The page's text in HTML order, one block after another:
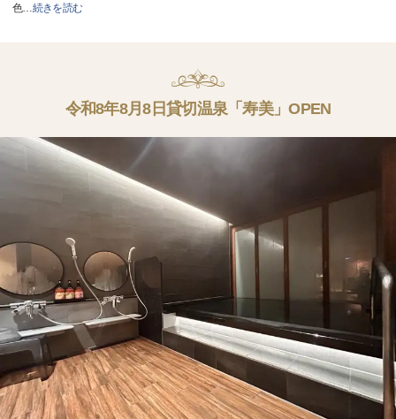
色…続きを読む
令和8年8月8日貸切温泉「寿美」OPEN